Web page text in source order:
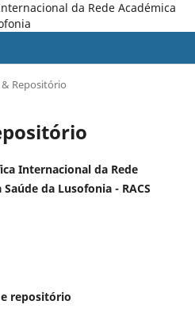
da Rede Académica
Repositório
Internacional da Rede
da Lusofonia - RACS
repositório